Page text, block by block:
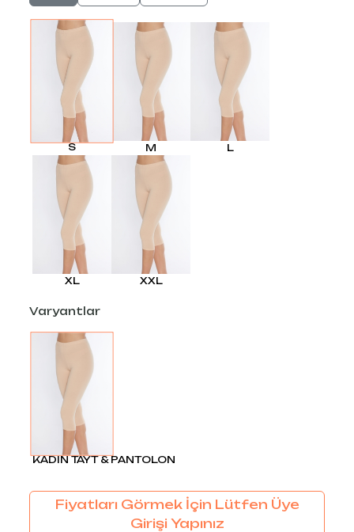
S M L
XL XXL
Varyantlar
KADIN TAYT & PANTOLON
Fiyatları Görmek İçin Lütfen Üye
Girişi Yapınız